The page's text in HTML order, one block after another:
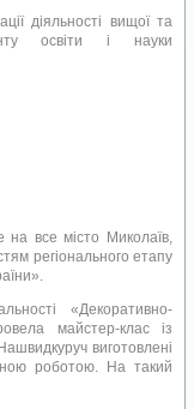
діяльності вищої та
освіти і науки
все місто Миколаїв,
регіонального етапу
«Декоративно-
майстер-клас із
виготовлені
роботою. На такий